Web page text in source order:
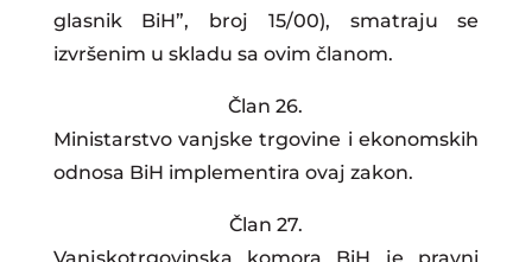
glasnik BiH”, broj 15/00), smatraju se
izvršenim u skladu sa ovim članom.
Član 26.
Ministarstvo vanjske trgovine i ekonomskih
odnosa BiH implementira ovaj zakon.
Član 27.